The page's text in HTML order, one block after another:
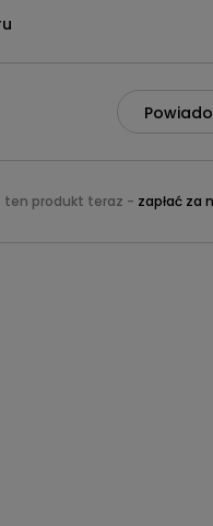
ten produkt teraz - zapłać za